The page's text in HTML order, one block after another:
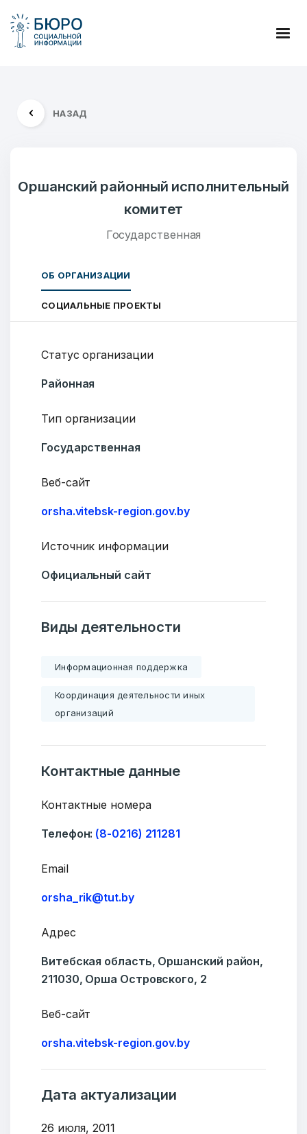
НАЗАД
Оршанский районный исполнительный
комитет
Государственная
ОБ ОРГАНИЗАЦИИ
СОЦИАЛЬНЫЕ ПРОЕКТЫ
Статус организации
Районная
Тип организации
Государственная
Веб-сайт
orsha.vitebsk-region.gov.by
Источник информации
Официальный сайт
Виды деятельности
Информационная поддержка
Координация деятельности иных
организаций
Контактные данные
Контактные номера
Телефон: (8-0216) 211281
Email
orsha_rik@tut.by
Адрес
Витебская область, Оршанский район,
211030, Орша Островского, 2
Веб-сайт
orsha.vitebsk-region.gov.by
Дата актуализации
26 июля, 2011